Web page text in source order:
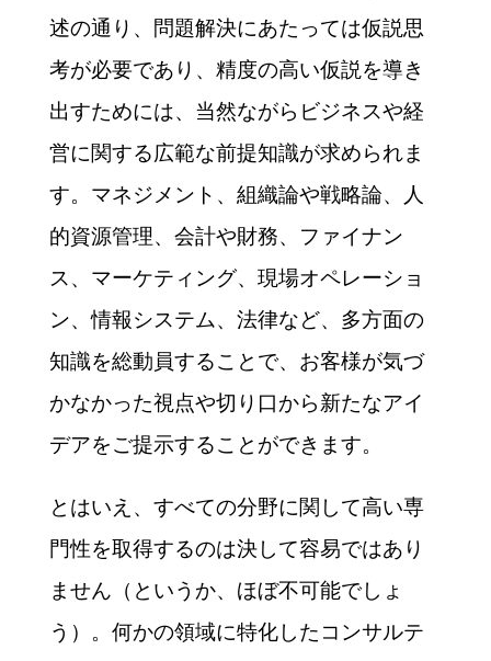
述の通り、問題解決にあたっては仮説思
考が必要であり、精度の高い仮説を導き
出すためには、当然ながらビジネスや経
営に関する広範な前提知識が求められま
す。マネジメント、組織論や戦略論、人
的資源管理、会計や財務、ファイナン
ス、マーケティング、現場オペレーショ
ン、情報システム、法律など、多方面の
知識を総動員することで、お客様が気づ
かなかった視点や切り口から新たなアイ
デアをご提示することができます。
とはいえ、すべての分野に関して高い専
門性を取得するのは決して容易ではあり
ません（というか、ほぼ不可能でしょ
う）。何かの領域に特化したコンサルテ